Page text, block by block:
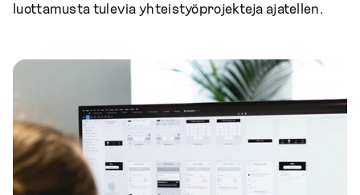
luottamusta tulevia yhteistyöprojekteja ajatellen.